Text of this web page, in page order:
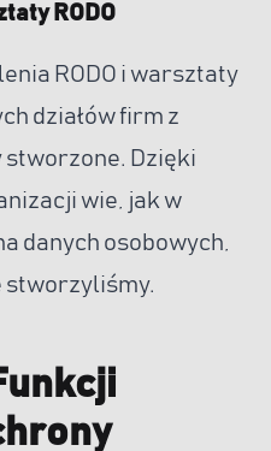
RODO
RODO i warsztaty
działów firm z
stworzone. Dzięki
wie, jak w
danych osobowych,
stworzyliśmy.